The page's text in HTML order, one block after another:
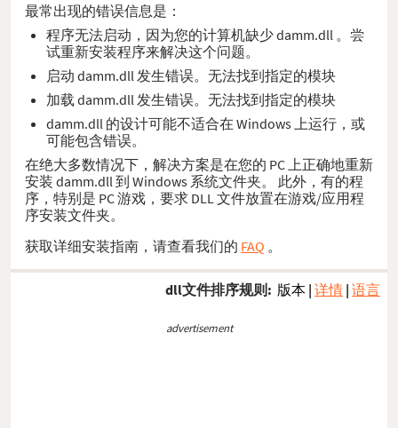
最常出现的错误信息是：
程序无法启动，因为您的计算机缺少 damm.dll 。尝
试重新安装程序来解决这个问题。
启动 damm.dll 发生错误。无法找到指定的模块
加载 damm.dll 发生错误。无法找到指定的模块
damm.dll 的设计可能不适合在 Windows 上运行，或
可能包含错误。
在绝大多数情况下，解决方案是在您的 PC 上正确地重新
安装 damm.dll 到 Windows 系统文件夹。 此外，有的程
序，特别是 PC 游戏，要求 DLL 文件放置在游戏/应用程
序安装文件夹。
获取详细安装指南，请查看我们的 FAQ 。
dll文件排序规则: 版本 | 详情 | 语言
advertisement